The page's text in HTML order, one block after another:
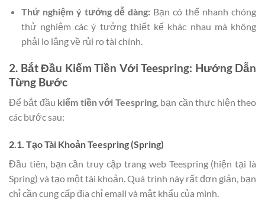
Thử nghiệm ý tưởng dễ dàng: Bạn có thể nhanh chóng
thử nghiệm các ý tưởng thiết kế khác nhau mà không
phải lo lắng về rủi ro tài chính.
2. Bắt Đầu Kiếm Tiền Với Teespring: Hướng Dẫn
Từng Bước
Để bắt đầu kiếm tiền với Teespring, bạn cần thực hiện theo
các bước sau:
2.1. Tạo Tài Khoản Teespring (Spring)
Đầu tiên, bạn cần truy cập trang web Teespring (hiện tại là
Spring) và tạo một tài khoản. Quá trình này rất đơn giản, bạn
chỉ cần cung cấp địa chỉ email và mật khẩu của mình.